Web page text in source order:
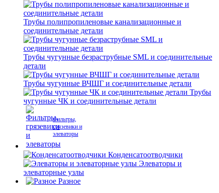
Трубы полипропиленовые канализационные и
соединительные детали
Трубы чугунные безраструбные SML и соединительные
детали
Трубы чугунные ВЧШГ и соединительные детали
Трубы
чугунные ЧК и соединительные детали
Фильтры,
грязевики и
элеваторы
Конденсатоотводчики
Элеваторы и
элеваторные узлы
Разное